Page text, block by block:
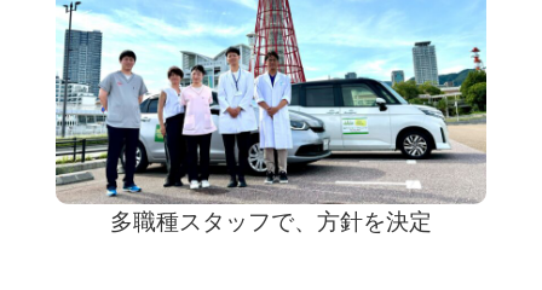
多職種スタッフで、方針を決定